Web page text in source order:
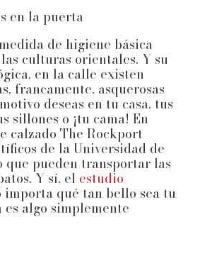
en la puerta
de higiene básica
culturas orientales. Y su
en la calle existen
francamente, asquerosas
deseas en tu casa, tus
sillones o ¡tu cama! En
calzado The Rockport
de la Universidad de
que pueden transportar las
Y sí, el estudio
importa qué tan bello sea tu
es algo simplemente